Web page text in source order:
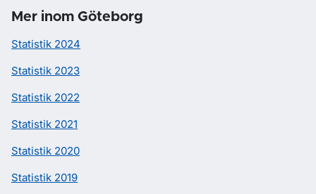
Mer inom Göteborg
Statistik 2024
Statistik 2023
Statistik 2022
Statistik 2021
Statistik 2020
Statistik 2019